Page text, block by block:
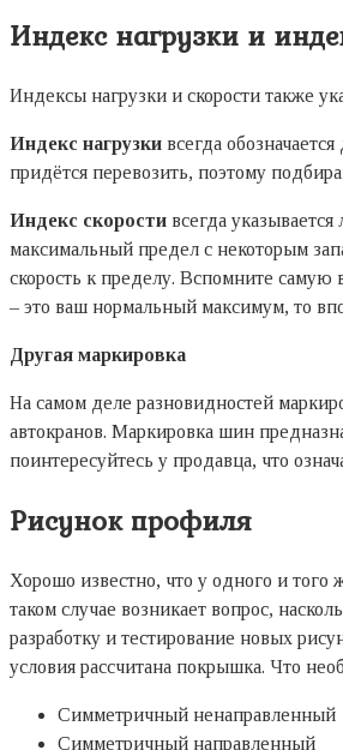
Индекс нагрузки и
Индексы нагрузки и скорости также
Индекс нагрузки всегда
придётся перевозить, поэтому
Индекс скорости всегда
максимальный предел с некоторым
скорость к пределу. Вспомните самую
– это ваш нормальный максимум, то
Другая маркировка
На самом деле разновидностей
автокранов. Маркировка шин
поинтересуйтесь у продавца, что
Рисунок профиля
Хорошо известно, что у одного и
таком случае возникает вопрос,
разработку и тестирование новых
условия рассчитана покрышка. Что
Симметричный ненаправленный
Симметричный направленный